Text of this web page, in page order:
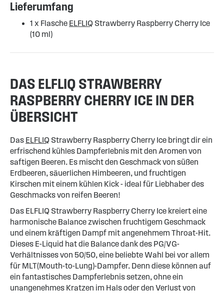
Lieferumfang
1 x Flasche ELFLIQ Strawberry Raspberry Cherry Ice
(10 ml)
DAS ELFLIQ STRAWBERRY
RASPBERRY CHERRY ICE IN DER
ÜBERSICHT
Das ELFLIQ Strawberry Raspberry Cherry Ice bringt dir ein
erfrischend kühles Dampferlebnis mit den Aromen von
saftigen Beeren. Es mischt den Geschmack von süßen
Erdbeeren, säuerlichen Himbeeren, und fruchtigen
Kirschen mit einem kühlen Kick - ideal für Liebhaber des
Geschmacks von reifen Beeren!
Das ELFLIQ Strawberry Raspberry Cherry Ice kreiert eine
harmonische Balance zwischen fruchtigem Geschmack
und einem kräftigen Dampf mit angenehmem Throat-Hit.
Dieses E-Liquid hat die Balance dank des PG/VG-
Verhältnisses von 50/50, eine beliebte Wahl bei vor allem
für MLT(Mouth-to-Lung)-Dampfer. Denn diese können auf
ein fantastisches Dampferlebnis setzen, ohne ein
unangenehmes Kratzen im Hals oder den Verlust von